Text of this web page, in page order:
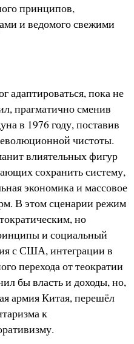
принципов,
и ведомого свежими
адаптироваться, пока не
прагматично сменив
в 1976 году, поставив
чистоты.
влиятельных фигур
сохранить систему,
экономика и массовое
В этом сценарии режим
но
и социальный
с США, интеграции в
перехода от теократии
бы власть и доходы, но,
армия Китая, перешёл
к